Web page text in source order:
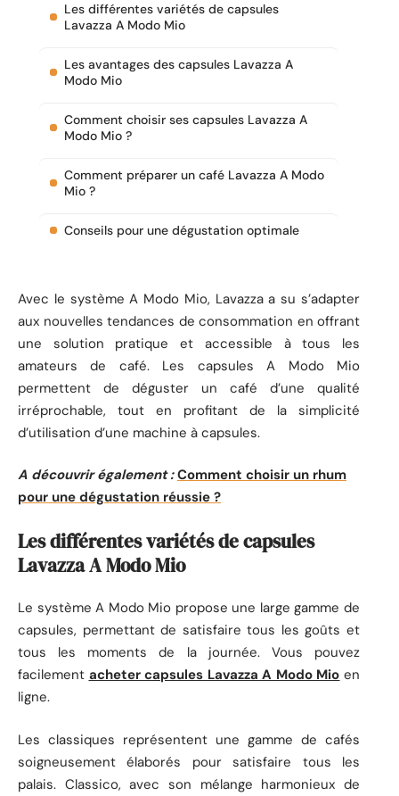
Les différentes variétés de capsules
Lavazza A Modo Mio
Les avantages des capsules Lavazza A
Modo Mio
Comment choisir ses capsules Lavazza A
Modo Mio ?
Comment préparer un café Lavazza A Modo
Mio ?
Conseils pour une dégustation optimale
Avec le système A Modo Mio, Lavazza a su s’adapter
aux nouvelles tendances de consommation en offrant
une solution pratique et accessible à tous les
amateurs de café. Les capsules A Modo Mio
permettent de déguster un café d’une qualité
irréprochable, tout en profitant de la simplicité
d’utilisation d’une machine à capsules.
A découvrir également : Comment choisir un rhum
pour une dégustation réussie ?
Les différentes variétés de capsules
Lavazza A Modo Mio
Le système A Modo Mio propose une large gamme de
capsules, permettant de satisfaire tous les goûts et
tous les moments de la journée. Vous pouvez
facilement acheter capsules Lavazza A Modo Mio en
ligne.
Les classiques représentent une gamme de cafés
soigneusement élaborés pour satisfaire tous les
palais. Classico, avec son mélange harmonieux de